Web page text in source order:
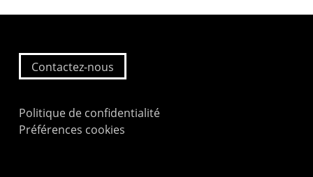
Contactez-nous
Politique de confidentialité
Préférences cookies